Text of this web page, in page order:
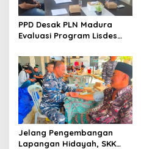
PPD Desak PLN Madura
Evaluasi Program Lisdes
Jelang Pengembangan
Lapangan Hidayah, SKK